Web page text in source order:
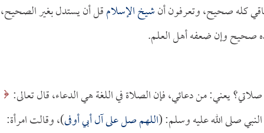
كله صحيح، وتعرفون أنشيخ الإسلامقل أن يستدل بغير الصحيح،
صحيح وإن ضعفه أهل العلم.
يعني: من دعائي، فإن الصلاة في اللغة هي الدعاء، قال تعالى:
اللهم صل على آل أبي أوفى)، وقالت امرأة: